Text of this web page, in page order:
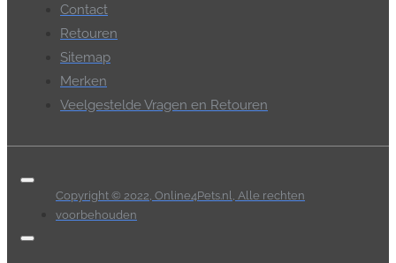
Contact
Retouren
Sitemap
Merken
Veelgestelde Vragen en Retouren
Copyright © 2022, Online4Pets.nl, Alle rechten
voorbehouden